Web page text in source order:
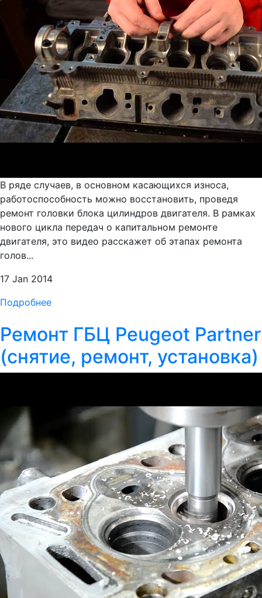
В ряде случаев, в основном касающихся износа,
работоспособность можно восстановить, проведя
ремонт головки блока цилиндров двигателя. В рамках
нового цикла передач о капитальном ремонте
двигателя, это видео расскажет об этапах ремонта
голов...
17 Jan 2014
Подробнее
Ремонт ГБЦ Peugeot Partner
(снятие, ремонт, установка)